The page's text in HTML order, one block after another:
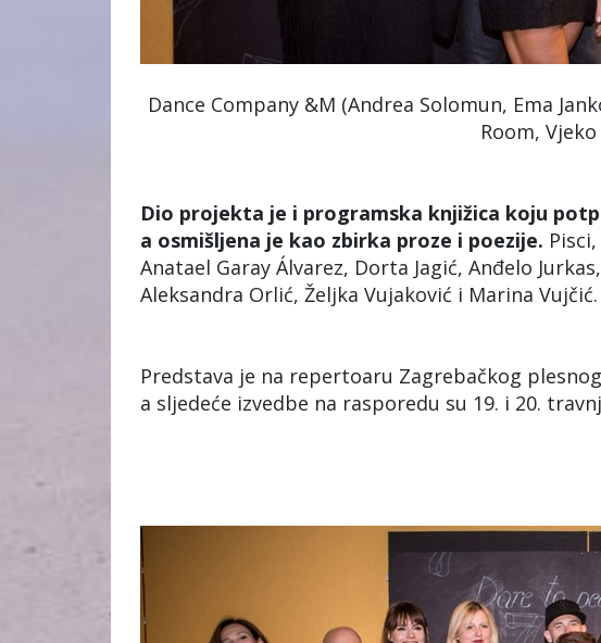
Dance Company &M (Andrea Solomun, Ema
Room,
Dio projekta je i programska knjižica koju
a osmišljena je kao zbirka proze i poezije.
Anatael Garay Álvarez, Dorta Jagić, Anđelo
Aleksandra Orlić, Željka Vujaković i Marina Vujčić.
Predstava je na repertoaru Zagrebačkog
a sljedeće izvedbe na rasporedu su 19. i 20.